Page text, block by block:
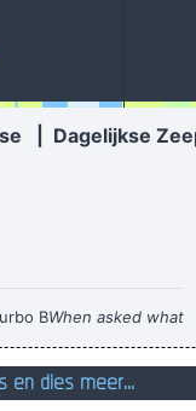
Dagelijkse
BWhen asked what
to, where gay men had
squeezed his butt
en dies meer...